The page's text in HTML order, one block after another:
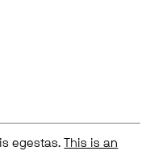
egestas.
This is an